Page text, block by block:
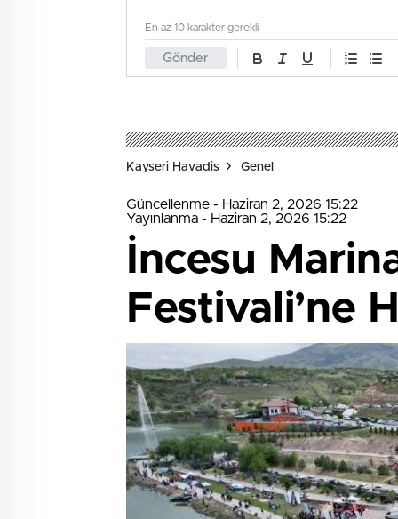
Gönder
En az 10 karakter gerekli
Kayseri Havadis Genel
Güncellenme - Haziran 2, 2026 15:22
Yayınlanma - Haziran 2, 2026 15:22
İncesu
Festivali’ne